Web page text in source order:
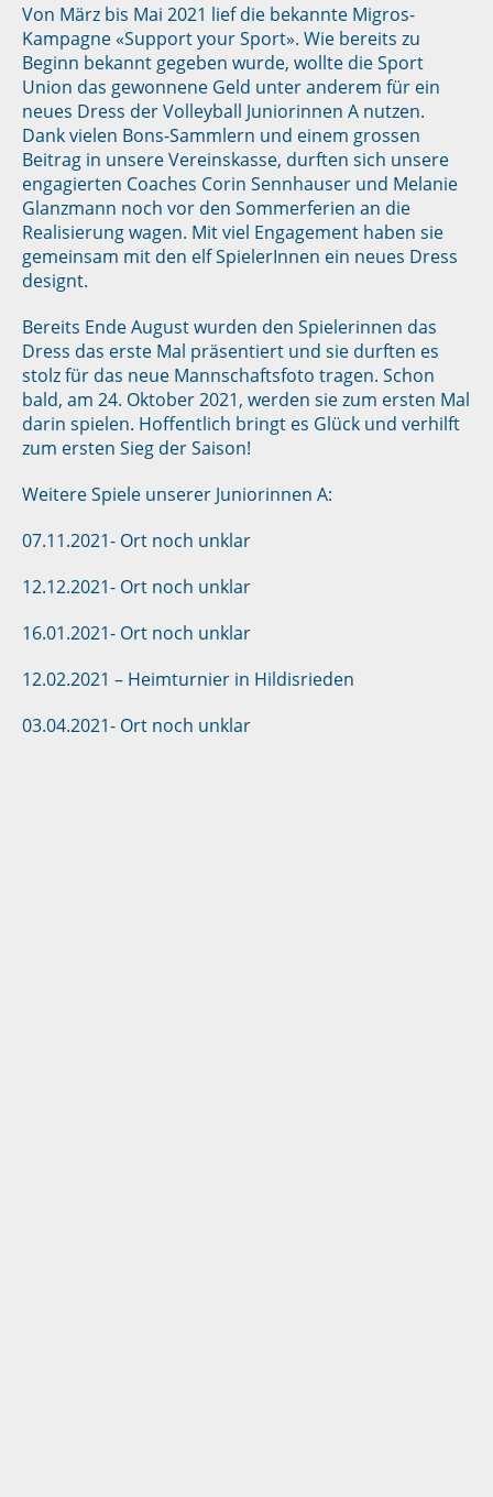
Von März bis Mai 2021 lief die bekannte Migros-
Kampagne «Support your Sport». Wie bereits zu
Beginn bekannt gegeben wurde, wollte die Sport
Union das gewonnene Geld unter anderem für ein
neues Dress der Volleyball Juniorinnen A nutzen.
Dank vielen Bons-Sammlern und einem grossen
Beitrag in unsere Vereinskasse, durften sich unsere
engagierten Coaches Corin Sennhauser und Melanie
Glanzmann noch vor den Sommerferien an die
Realisierung wagen. Mit viel Engagement haben sie
gemeinsam mit den elf SpielerInnen ein neues Dress
designt.
Bereits Ende August wurden den Spielerinnen das
Dress das erste Mal präsentiert und sie durften es
stolz für das neue Mannschaftsfoto tragen. Schon
bald, am 24. Oktober 2021, werden sie zum ersten Mal
darin spielen. Hoffentlich bringt es Glück und verhilft
zum ersten Sieg der Saison!
Weitere Spiele unserer Juniorinnen A:
07.11.2021- Ort noch unklar
12.12.2021- Ort noch unklar
16.01.2021- Ort noch unklar
12.02.2021 – Heimturnier in Hildisrieden
03.04.2021- Ort noch unklar